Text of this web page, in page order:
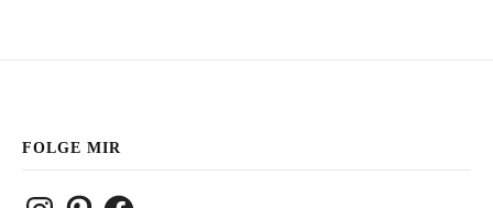
FOLGE MIR
InstagramPinterestFacebook